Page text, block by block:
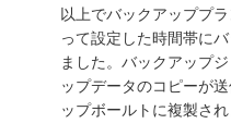
以上でバックアッププ
って設定した時間帯に
ました。バックアップ
ップデータのコピーが
ップボールトに複製され